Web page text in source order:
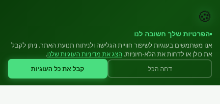
Category 2
Category 3
ייצור
ייצור
🍪
הפרטיות שלך חשובה לנו
אנו משתמשים בעוגיות לשיפור חוויית הגלישה ולניתוח תנועת האתר. ניתן לקבל
את כולן או לדחות את הלא-חיוניות. הצג את מדיניות העוגיות שלנו.
דחה הכל
קבל את כל העוגיות